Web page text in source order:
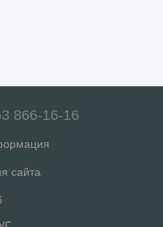
866-16-16
сайта